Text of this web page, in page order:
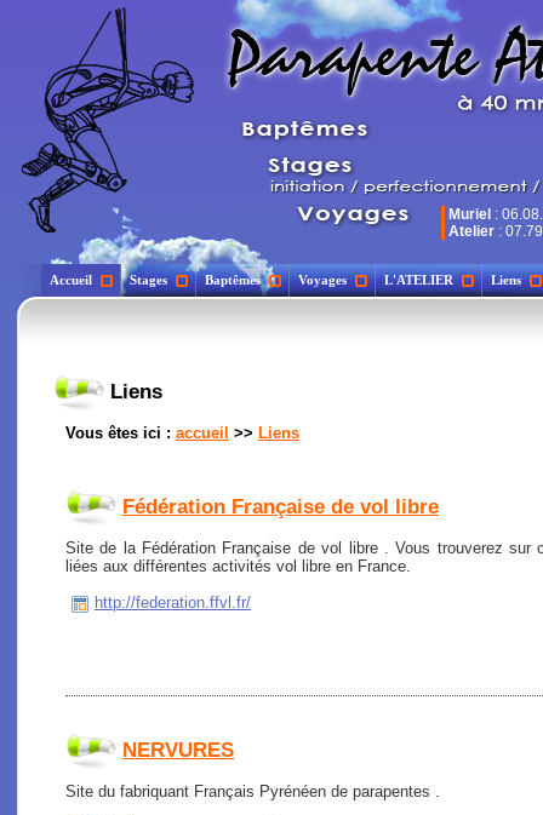
Muriel :
Atelier :
Accueil Stages Baptêmes Voyages L'ATELIER Liens
Liens
Vous êtes ici : accueil >> Liens
Fédération Française de vol libre
Site de la Fédération Française de vol libre . Vous trouverez sur
liées aux différentes activités vol libre en France.
http://federation.ffvl.fr/
NERVURES
Site du fabriquant Français Pyrénéen de parapentes .